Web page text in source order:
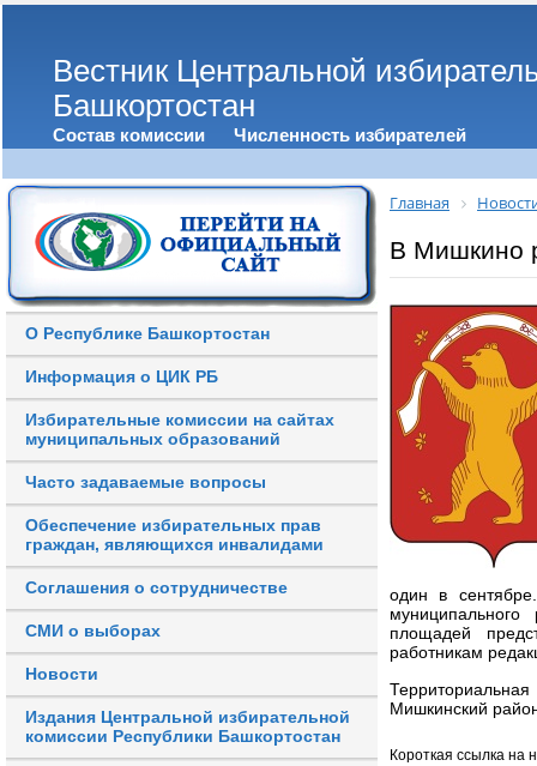
Вестник Центральной
Башкортостан
Состав комиссии Численность избирателей
О Республике Башкортостан
Информация о ЦИК РБ
Избирательные комиссии на сайтах
муниципальных образований
Часто задаваемые вопросы
Обеспечение избирательных прав
граждан, являющихся инвалидами
Соглашения о сотрудничестве
СМИ о выборах
Новости
Издания Центральной избирательной
комиссии Республики Башкортостан
Главная
В Мишкино
один в
площадей
работникам
Мишкинский
Короткая ссылка на